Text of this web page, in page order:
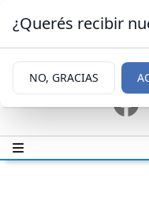
¿Querés recibir
NO, GRACIAS